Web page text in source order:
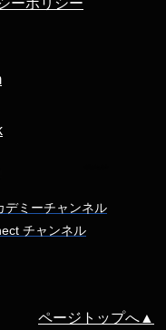
ーポリシー
デミーチャンネル
チャンネル
ページトップへ▲